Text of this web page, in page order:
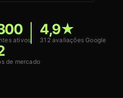
ativos
4,9★
312 avaliações Google
de mercado